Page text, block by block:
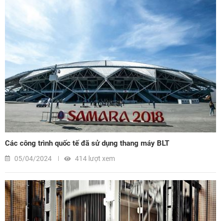
Các công trình quốc tế đã sử dụng thang máy BLT
05/04/2024 414 lượt xem